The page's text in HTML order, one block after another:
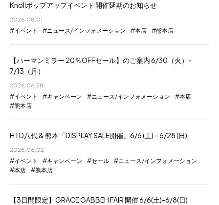
Knollポップアップイベント 開催延期のお知らせ
2026.08.01
イベント ニュース/インフォメーション 本店 熊本店
【ハーマンミラー 20％OFFセール】のご案内 6/30（火）-
7/13（月）
2026.06.28
イベント キャンペーン ニュース/インフォメーション
本店
熊本店
HTD八代 & 熊本「DISPLAY SALE開催」6/6 (土) – 6/28 (日)
2026.06.02
イベント キャンペーン セール
ニュース/インフォメーション
本店
熊本店
【3日間限定】GRACE GABBEH FAIR 開催 6/6(土)-6/8(日)